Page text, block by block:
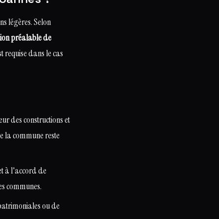
légères. Selon
préalable de
requise dans le cas
des constructions et
la commune reste
à l'accord de
communes.
ou de